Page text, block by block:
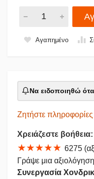
Αγαπημένο
Να ειδοποιηθώ
Ζητήστε πληροφορίες
Χρειάζεστε
★★★★★ 6275
Γράψε μια
Συνεργασία